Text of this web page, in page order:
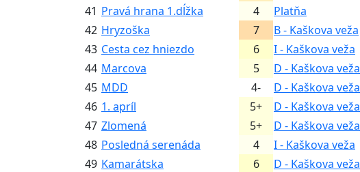
41 Pravá hrana 1.dĺžka 4 Platňa
42 Hryzoška 7 B - Kaškova veža
43 Cesta cez hniezdo 6 I - Kaškova veža
44 Marcova 5 D - Kaškova veža
45 MDD 4- D - Kaškova veža
46 1. apríl 5+ D - Kaškova veža
47 Zlomená 5+ D - Kaškova veža
48 Posledná serenáda 4 I - Kaškova veža
49 Kamarátska 6 D - Kaškova veža